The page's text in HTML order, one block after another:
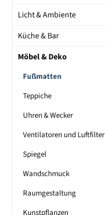
Licht & Ambiente
Küche & Bar
Möbel & Deko
Fußmatten
Teppiche
Uhren & Wecker
Ventilatoren und Luftfilter
Spiegel
Wandschmuck
Raumgestaltung
Kunstpflanzen